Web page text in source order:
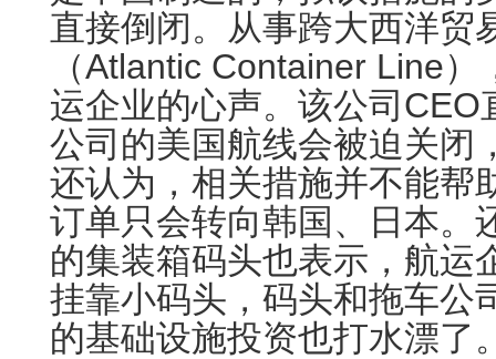
直接倒闭。从事跨大西洋贸
（Atlantic Container Line
运企业的心声。该公司CEO
公司的美国航线会被迫关闭
还认为，相关措施并不能帮
订单只会转向韩国、日本。
的集装箱码头也表示，航运
挂靠小码头，码头和拖车公
的基础设施投资也打水漂了